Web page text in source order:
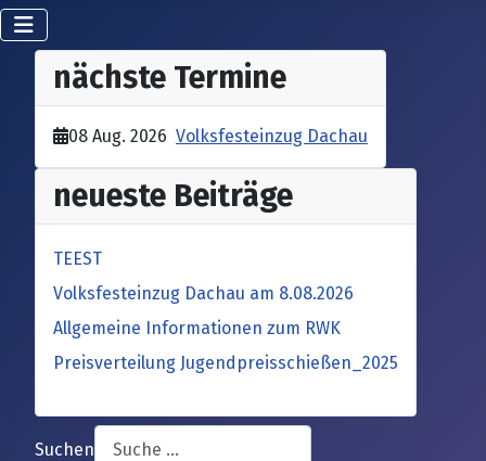
nächste Termine
08 Aug. 2026 Volksfesteinzug Dachau
neueste Beiträge
TEEST
Volksfesteinzug Dachau am 8.08.2026
Allgemeine Informationen zum RWK
Preisverteilung Jugendpreisschießen_2025
Suchen